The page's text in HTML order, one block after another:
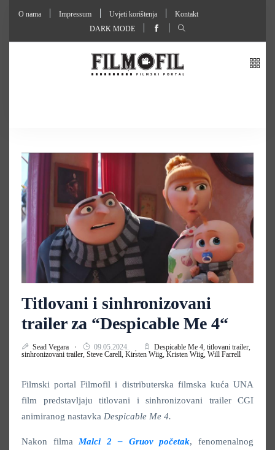
O nama Impressum Uvjeti korištenja
Kontakt
DARK MODE
Titlovani i sinhronizovani
trailer za “Despicable Me 4“
Sead Vegara 09.05.2024. Despicable Me 4, titlovani trailer,
sinhronizovani trailer, Steve Carell, Kirsten Wiig,Kristen Wiig, Will Farrell
Filmski portal Filmofil i distributerska filmska kuća UNA
film predstavljaju titlovani i sinhronizovani trailer CGI
animiranog nastavka Despicable Me 4.
Nakon filma Malci 2 – Gruov početak, fenomenalnog